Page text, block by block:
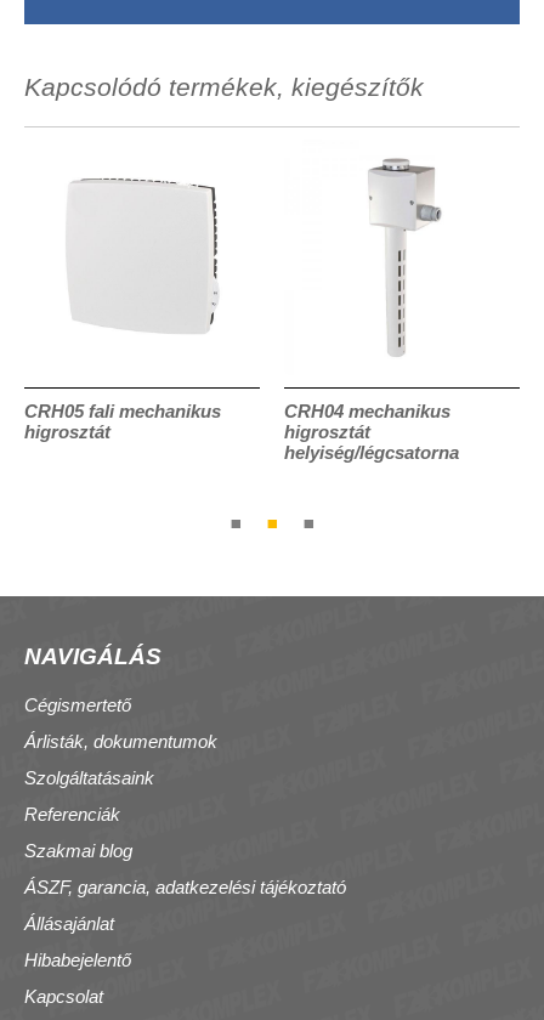
Kapcsolódó termékek, kiegészítők
CRH05 fali mechanikus
higrosztát
CRH04 mechanikus
higrosztát
helyiség/légcsatorna
NAVIGÁLÁS
Cégismertető
Árlisták, dokumentumok
Szolgáltatásaink
Referenciák
Szakmai blog
ÁSZF, garancia, adatkezelési tájékoztató
Állásajánlat
Hibabejelentő
Kapcsolat